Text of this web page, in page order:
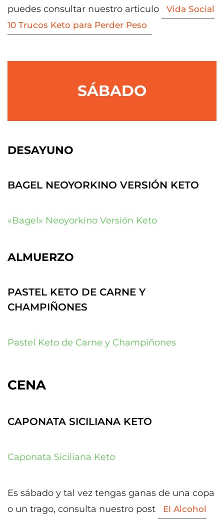
puedes consultar nuestro articulo
Vida Social
10 Trucos Keto para Perder Peso
SÁBADO
DESAYUNO
BAGEL NEOYORKINO VERSIÓN KETO
«Bagel» Neoyorkino Versión Keto
ALMUERZO
PASTEL KETO DE CARNE Y
CHAMPIÑONES
Pastel Keto de Carne y Champiñones
CENA
CAPONATA SICILIANA KETO
Caponata Siciliana Keto
Es sábado y tal vez tengas ganas de una copa
o un trago, consulta nuestro post
El Alcohol